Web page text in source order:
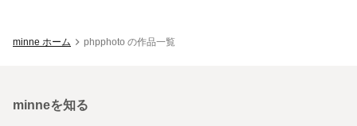
minne ホーム phpphoto の作品一覧
minneを知る